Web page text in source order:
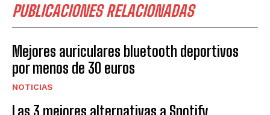
PUBLICACIONES RELACIONADAS
Mejores auriculares bluetooth deportivos
por menos de 30 euros
NOTICIAS
Las 3 mejores alternativas a Spotify